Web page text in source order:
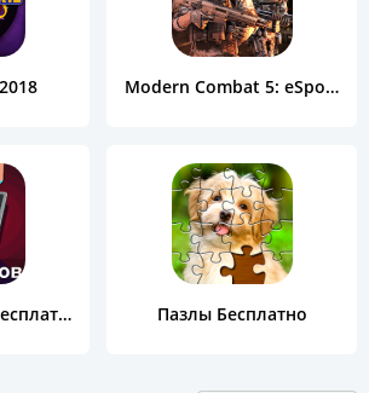
Modern Combat 5: eSports FPS
Игры на двоих бесплатно Пазлы Бесплатно